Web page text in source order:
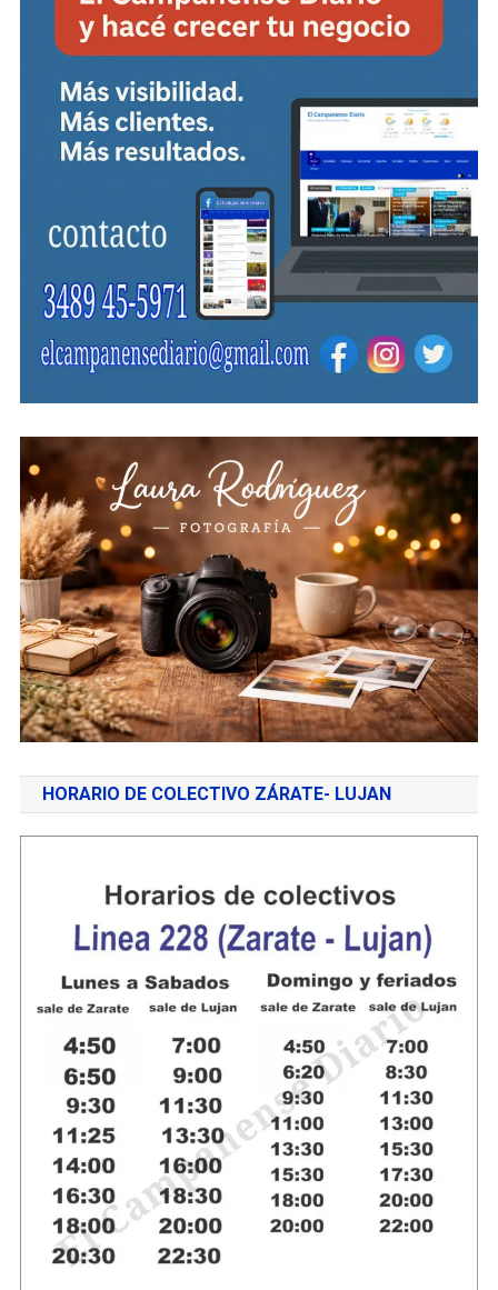
HORARIO DE COLECTIVO ZÁRATE- LUJAN